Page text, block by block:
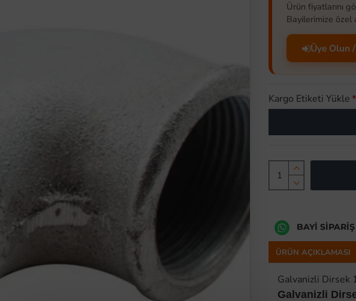
Ürün fiyatlarını
Bayilerimize özel
Üye Olun
Kargo Etiketi Yükle
BAYI
ÜRÜN AÇIKLAMASI
Galvanizli Dirsek
Galvanizli